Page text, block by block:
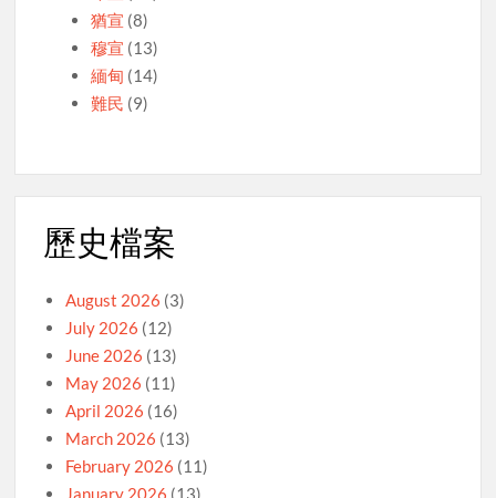
猶宣 (8)
穆宣 (13)
緬甸 (14)
難民 (9)
歷史檔案
August 2026 (3)
July 2026 (12)
June 2026 (13)
May 2026 (11)
April 2026 (16)
March 2026 (13)
February 2026 (11)
January 2026 (13)